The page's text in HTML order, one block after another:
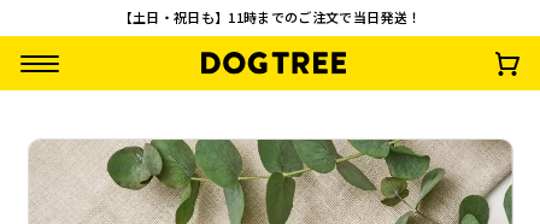
【土日・祝日も】11時までのご注文で当日発送！